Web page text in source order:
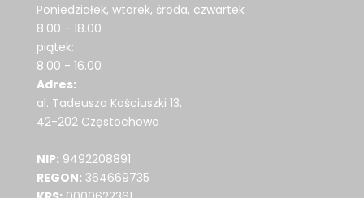
Poniedziałek, wtorek, środa, czwartek
8.00 - 18.00
piątek:
8.00 - 16.00
Adres:
al. Tadeusza Kościuszki 13,
42-202 Częstochowa
NIP: 9492208891
REGON: 364669735